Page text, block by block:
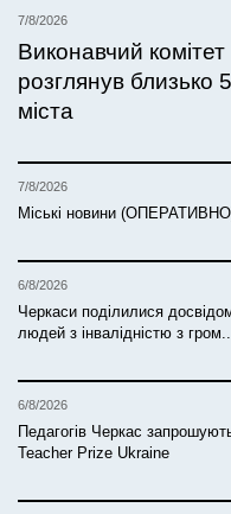
7/8/2026
Виконавчий комітет
розглянув близько
міста
7/8/2026
Міські новини
6/8/2026
Черкаси поділилися
людей з інвалідністю з гром...
6/8/2026
Педагогів Черкас
Teacher Prize Ukraine